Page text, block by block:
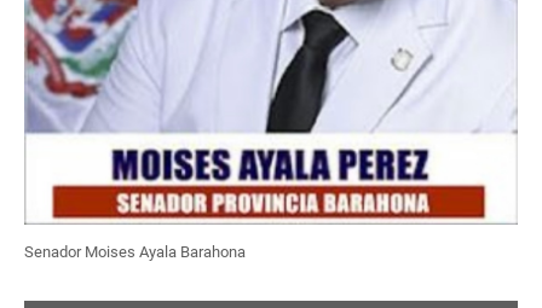
Senador Moises Ayala Barahona